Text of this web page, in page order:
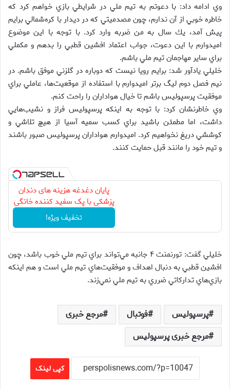
وي ادامه داد: با دعوتم به تيم ملي در شرايطي بازي خواهم كرد كه
خاطره خوبي از آن ندارم، چون مصدميتي كه در ديدار با كره‌شمالي برايم
پيش آمد، يك سال به من ضربه وارد كرد. با توجه با اين موضوع
اميدوارم با اين دعوت، جواب اعتماد افشين قطبي را بدهم و مكملي
براي ساير مهاجمان تيم ملي باشم.
خليلي يادآور شد: برايم رويا نيست كه دوباره در گلزني موفق باشم. در
نيم فصل دوم ليگ برتر اميدوارم با استفاده از موقعيت‌ها، عاملي براي
موفقيت پرسپوليس باشم تا خيال هواداران را راحت كنم.
وي خاطرنشان كرد: با توجه به اينكه پرسپوليس فراز و نشيب‌هايي
داشت، اما مطمئن باشيد براي كسب سميه آسيا از هيچ تلاشي و
كوششي دريغ نخواهيم كرد. اميدوارم هواداران پرسپوليس صبور باشند
و تيم خود را مانند قبل حمايت كنند.
پایان دغدغه هزینه های دندان
پزشکی با پک سفید کننده خانگی
تخفیف ویژه!
خليلي گفت: تورنمنت ۴ جانبه مي‌تواند براي تيم ملي خوب باشد، چون
افشين قطبي به دنبال اهداف و موفقيت‌هاي تيم ملي است و هم اينكه
بازي‌هاي تداركاتي ضرري به تيم ملي نمي‌زند.
پرسپولیس فوتبال
مرجع خبری
مرجع خبری پرسپولیس
کپی لینک